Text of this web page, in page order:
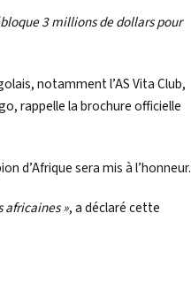
3 millions de dollars pour
notamment l’AS Vita Club,
rappelle la brochure officielle
d’Afrique sera mis à l’honneur.
africaines », a déclaré cette